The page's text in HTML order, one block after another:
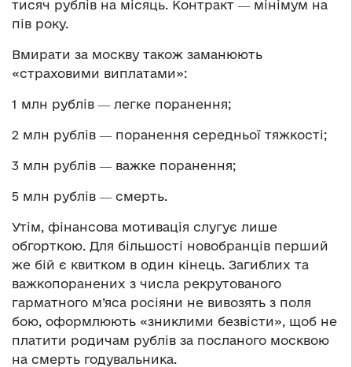
тисяч рублів на місяць. Контракт ― мінімум на
пів року.
Вмирати за москву також заманюють
«страховими виплатами»:
1 млн рублів ― легке поранення;
2 млн рублів ― поранення середньої тяжкості;
3 млн рублів ― важке поранення;
5 млн рублів ― смерть.
Утім, фінансова мотивація слугує лише
обгорткою. Для більшості новобранців перший
же бій є квитком в один кінець. Загиблих та
важкопоранених з числа рекрутованого
гарматного м’яса росіяни не вивозять з поля
бою, оформлюють «зниклими безвісти», щоб не
платити родичам рублів за посланого москвою
на смерть годувальника.